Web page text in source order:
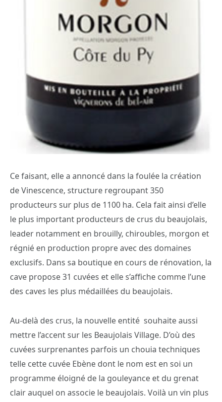
Ce faisant, elle a annoncé dans la foulée la création
de Vinescence, structure regroupant 350
producteurs sur plus de 1100 ha. Cela fait ainsi d’elle
le plus important producteurs de crus du beaujolais,
leader notamment en brouilly, chiroubles, morgon et
régnié en production propre avec des domaines
exclusifs. Dans sa boutique en cours de rénovation, la
cave propose 31 cuvées et elle s’affiche comme l’une
des caves les plus médaillées du beaujolais.
Au-delà des crus, la nouvelle entité souhaite aussi
mettre l’accent sur les Beaujolais Village. D’où des
cuvées surprenantes parfois un chouia techniques
telle cette cuvée Ebène dont le nom est en soi un
programme éloigné de la gouleyance et du grenat
clair auquel on associe le beaujolais. Voilà un vin plus